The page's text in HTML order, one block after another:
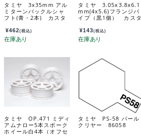
タミヤ 3x35mm アル
ミターンバックルシャ
フト(青・2本) カスタ
9808238-000
¥462(税込)
タミヤ 3.05x3.8x6.1
mm(4x5.6)フランジパ
イプ（黒1個） カスタ
3585060-020
¥143(税込)
タミヤ OP.471 ミディ
アムナロー5本スポーク
ホイール白4本（オフセ
タミヤ PS-58 パール
クリヤー 86058